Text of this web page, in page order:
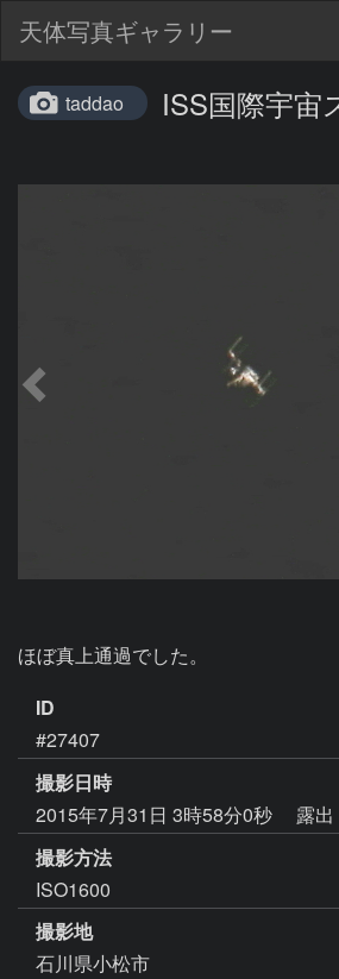
天体写真ギャラリー
taddao ISS国際宇宙
ほぼ真上通過でした。
ID
#27407
撮影日時
2015年7月31日 3時58分0秒
露
撮影方法
ISO1600
撮影地
石川県小松市